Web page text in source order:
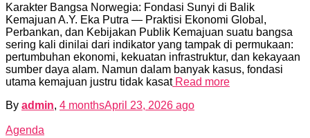
Karakter Bangsa Norwegia: Fondasi Sunyi di Balik
Kemajuan A.Y. Eka Putra — Praktisi Ekonomi Global,
Perbankan, dan Kebijakan Publik Kemajuan suatu bangsa
sering kali dinilai dari indikator yang tampak di permukaan:
pertumbuhan ekonomi, kekuatan infrastruktur, dan kekayaan
sumber daya alam. Namun dalam banyak kasus, fondasi
utama kemajuan justru tidak kasatRead more
By admin, 4 monthsApril 23, 2026 ago
Agenda